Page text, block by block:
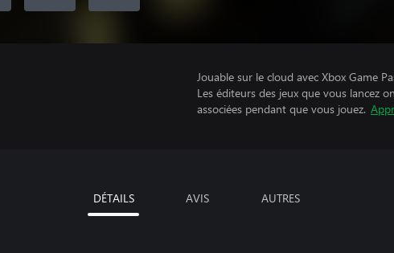
Jouable sur le cloud avec Xbox Game
Les éditeurs des jeux que vous lancez
associées pendant que vous jouez.
DÉTAILS AVIS AUTRES